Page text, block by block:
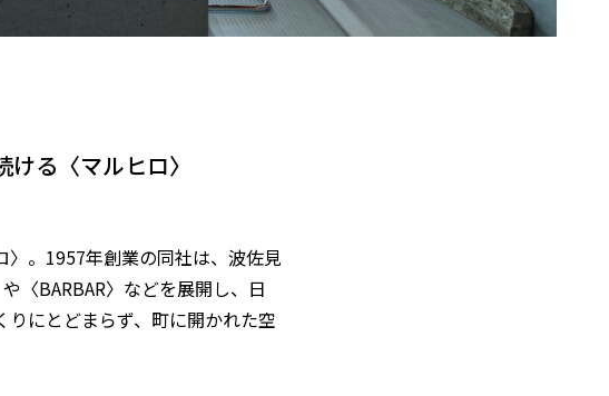
る〈マルヒロ〉
。1957年創業の同社は、波佐見
〈BARBAR〉などを展開し、日
にとどまらず、町に開かれた空